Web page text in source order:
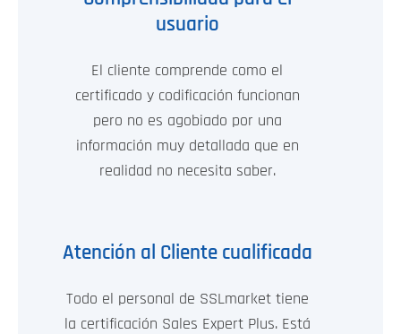
usuario
El cliente comprende como el
certificado y codificación funcionan
pero no es agobiado por una
información muy detallada que en
realidad no necesita saber.
Atención al Cliente cualificada
Todo el personal de SSLmarket tiene
la certificación Sales Expert Plus. Está